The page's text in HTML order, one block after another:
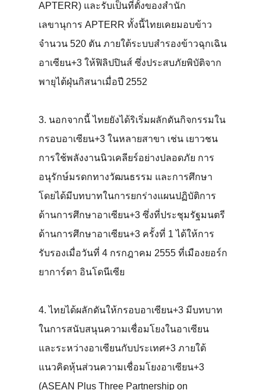
APTERR) และรับเป็นที่ตั้งของสำนัก
เลขานุการ APTERR ทั้งนี้ไทยเคยมอบข้าว
จำนวน 520 ตัน ภายใต้ระบบสำรองข้าวฉุกเฉิน
อาเซียน+3 ให้ฟิลิปปินส์ ซึ่งประสบภัยพิบัติจาก
พายุไต้ฝุ่นกิสนาเมื่อปี 2552
3. นอกจากนี้ ไทยยังได้ริเริ่มผลักดันกิจกรรมใน
กรอบอาเซียน+3 ในหลายสาขา เช่น เยาวชน
การใช้พลังงานนิวเคลียร์อย่างปลอดภัย การ
อนุรักษ์มรดกทางวัฒนธรรม และการศึกษา
โดยได้มีบทบาทในการยกร่างแผนปฏิบัติการ
ด้านการศึกษาอาเซียน+3 ซึ่งที่ประชุมรัฐมนตรี
ด้านการศึกษาอาเซียน+3 ครั้งที่ 1 ได้ให้การ
รับรองเมื่อวันที่ 4 กรกฎาคม 2555 ที่เมืองยอร์ก
ยาการ์ตา อินโดนีเซีย
4. ไทยได้ผลักดันให้กรอบอาเซียน+3 มีบทบาท
ในการสนับสนุนความเชื่อมโยงในอาเซียน
และระหว่างอาเซียนกับประเทศ+3 ภายใต้
แนวคิดหุ้นส่วนความเชื่อมโยงอาเซียน+3
(ASEAN Plus Three Partnership on